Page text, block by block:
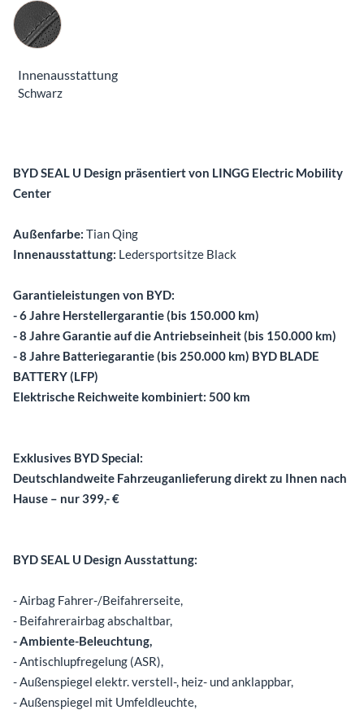
Innenausstattung
Innenausstattung
Schwarz
BYD SEAL U Design präsentiert von LINGG Electric Mobility
Center
Außenfarbe: Tian Qing
Innenausstattung: Ledersportsitze Black
Garantieleistungen von BYD:
- 6 Jahre Herstellergarantie (bis 150.000 km)
- 8 Jahre Garantie auf die Antriebseinheit (bis 150.000 km)
- 8 Jahre Batteriegarantie (bis 250.000 km) BYD BLADE
BATTERY (LFP)
Elektrische Reichweite kombiniert: 500 km
Exklusives BYD Special:
Deutschlandweite Fahrzeuganlieferung direkt zu Ihnen nach
Hause – nur 399,- €
BYD SEAL U Design Ausstattung:
- Airbag Fahrer-/Beifahrerseite,
- Beifahrerairbag abschaltbar,
- Ambiente-Beleuchtung,
- Antischlupfregelung (ASR),
- Außenspiegel elektr. verstell-, heiz- und anklappbar,
- Außenspiegel mit Umfeldleuchte,